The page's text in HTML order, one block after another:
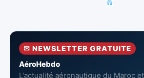
✉ NEWSLETTER GRATUITE
AéroHebdo
L'actualité aéronautique du Maroc